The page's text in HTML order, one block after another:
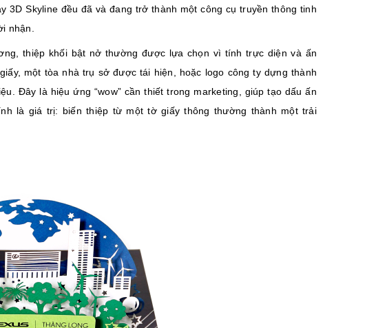
3D Skyline đều đã và đang trở thành một công cụ truyền thông tinh
nhận.
thiệp khối bật nở thường được lựa chọn vì tính trực diện và ấn
một tòa nhà trụ sở được tái hiện, hoặc logo công ty dựng thành
Đây là hiệu ứng “wow” cần thiết trong marketing, giúp tạo dấu ấn
là giá trị: biến thiệp từ một tờ giấy thông thường thành một trải